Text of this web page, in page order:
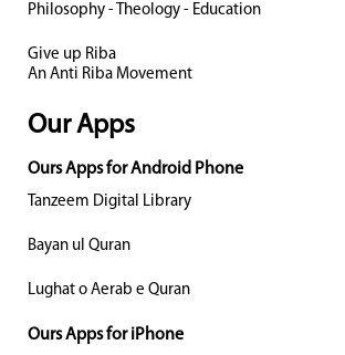
Philosophy - Theology - Education
Give up Riba
An Anti Riba Movement
Our Apps
Ours Apps for Android Phone
Tanzeem Digital Library
Bayan ul Quran
Lughat o Aerab e Quran
Ours Apps for iPhone